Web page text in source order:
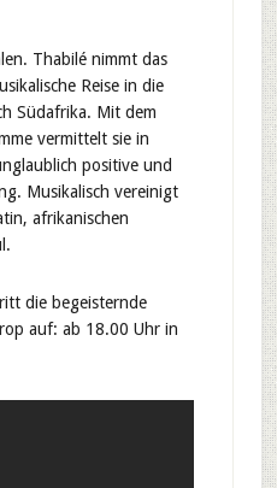
Thabilé nimmt das
Reise in die
Südafrika. Mit dem
vermittelt sie in
positive und
Musikalisch vereinigt
afrikanischen
die begeisternde
auf: ab 18.00 Uhr in